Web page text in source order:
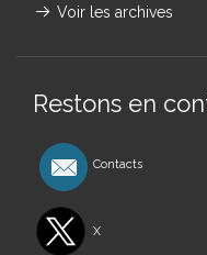
Voir les archives
Restons en
Contacts
X